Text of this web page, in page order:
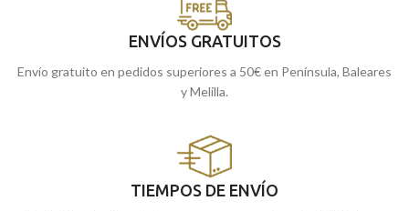
ENVÍOS GRATUITOS
Envío gratuito en pedidos superiores a 50€ en Península, Baleares
y Melilla.
TIEMPOS DE ENVÍO